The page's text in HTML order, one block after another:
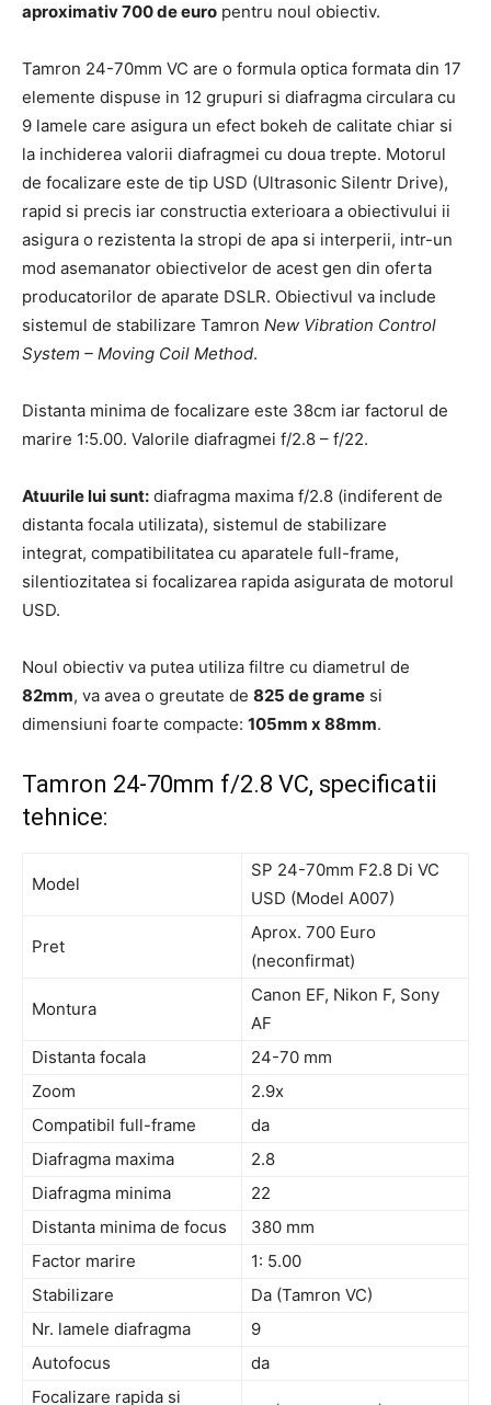
aproximativ 700 de euro pentru noul obiectiv.
Tamron 24-70mm VC are o formula optica formata din 17
elemente dispuse in 12 grupuri si diafragma circulara cu
9 lamele care asigura un efect bokeh de calitate chiar si
la inchiderea valorii diafragmei cu doua trepte. Motorul
de focalizare este de tip USD (Ultrasonic Silentr Drive),
rapid si precis iar constructia exterioara a obiectivului ii
asigura o rezistenta la stropi de apa si interperii, intr-un
mod asemanator obiectivelor de acest gen din oferta
producatorilor de aparate DSLR. Obiectivul va include
sistemul de stabilizare Tamron New Vibration Control
System – Moving Coil Method.
Distanta minima de focalizare este 38cm iar factorul de
marire 1:5.00. Valorile diafragmei f/2.8 – f/22.
Atuurile lui sunt: diafragma maxima f/2.8 (indiferent de
distanta focala utilizata), sistemul de stabilizare
integrat, compatibilitatea cu aparatele full-frame,
silentiozitatea si focalizarea rapida asigurata de motorul
USD.
Noul obiectiv va putea utiliza filtre cu diametrul de
82mm, va avea o greutate de 825 de grame si
dimensiuni foarte compacte: 105mm x 88mm.
Tamron 24-70mm f/2.8 VC, specificatii
tehnice:
Model
SP 24-70mm F2.8 Di VC
USD (Model A007)
Pret
Aprox. 700 Euro
(neconfirmat)
Montura
Canon EF, Nikon F, Sony
AF
Distanta focala
24-70 mm
Zoom
2.9x
Compatibil full-frame
da
Diafragma maxima
2.8
Diafragma minima
22
Distanta minima de focus
380 mm
Factor marire
1: 5.00
Stabilizare
Da (Tamron VC)
Nr. lamele diafragma
9
Autofocus
da
Focalizare rapida si